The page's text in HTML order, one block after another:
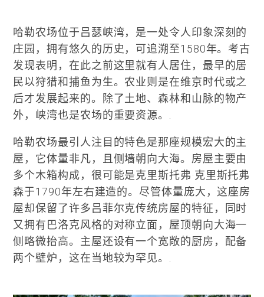
哈勒农场位于吕瑟峡湾，是一处令人印象深刻的
庄园，拥有悠久的历史，可追溯至1580年。考古
发现表明，在此之前这里就有人居住，最早的居
民以狩猎和捕鱼为生。农业则是在维京时代或之
后才发展起来的。除了土地、森林和山脉的物产
外，峡湾也是农场的重要资源。.
哈勒农场最引人注目的特色是那座规模宏大的主
屋，它体量非凡，且侧墙朝向大海。房屋主要由
多个木箱构成，很可能是克里斯托弗·克里斯托弗
森于1790年左右建造的。尽管体量庞大，这座房
屋却保留了许多吕菲尔克传统房屋的特征，同时
又拥有巴洛克风格的对称立面，屋顶朝向大海一
侧略微抬高。主屋还设有一个宽敞的厨房，配备
两个壁炉，这在当地较为罕见。.